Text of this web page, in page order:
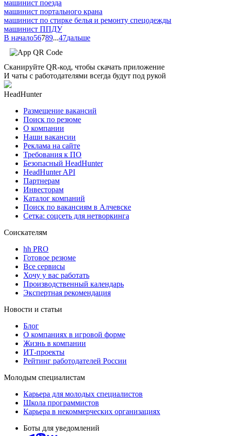
машинист поезда
машинист портального крана
машинист по стирке белья и ремонту спецодежды
машинист ППДУ
В начало56789...47дальше
Сканируйте QR-код, чтобы скачать приложение
И чаты с работодателями всегда будут под рукой
HeadHunter
Размещение вакансий
Поиск по резюме
О компании
Наши вакансии
Реклама на сайте
Требования к ПО
Безопасный HeadHunter
HeadHunter API
Партнерам
Инвесторам
Каталог компаний
Поиск по вакансиям в Алчевске
Сетка: соцсеть для нетворкинга
Соискателям
hh PRO
Готовое резюме
Все сервисы
Хочу у вас работать
Производственный календарь
Экспертная рекомендация
Новости и статьи
Блог
О компаниях в игровой форме
Жизнь в компании
ИТ-проекты
Рейтинг работодателей России
Молодым специалистам
Карьера для молодых специалистов
Школа программистов
Карьера в некоммерческих организациях
Боты для уведомлений